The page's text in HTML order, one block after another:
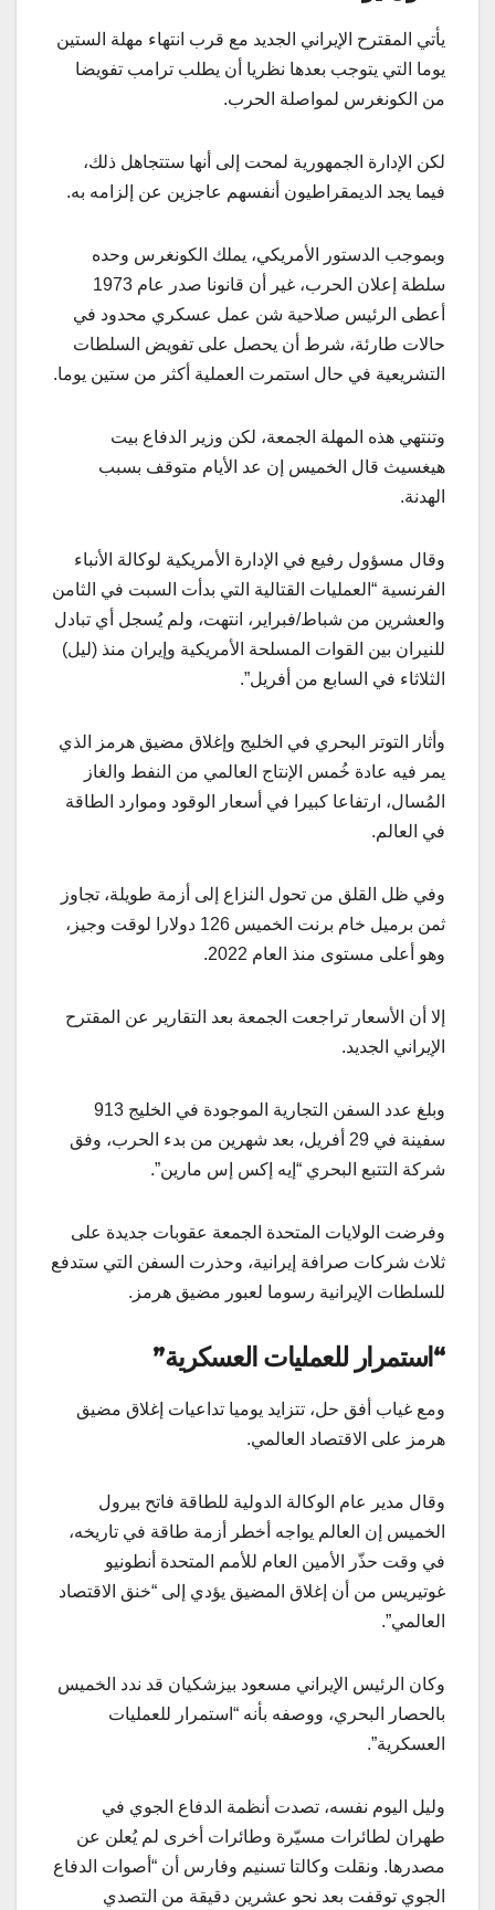
يأتي المقترح الإيراني الجديد مع قرب انتهاء مهلة الستين
يوما التي يتوجب بعدها نظريا أن يطلب ترامب تفويضا
من الكونغرس لمواصلة الحرب.
لكن الإدارة الجمهورية لمحت إلى أنها ستتجاهل ذلك،
فيما يجد الديمقراطيون أنفسهم عاجزين عن إلزامه به.
وبموجب الدستور الأمريكي، يملك الكونغرس وحده
سلطة إعلان الحرب، غير أن قانونا صدر عام 1973
أعطى الرئيس صلاحية شن عمل عسكري محدود في
حالات طارئة، شرط أن يحصل على تفويض السلطات
التشريعية في حال استمرت العملية أكثر من ستين يوما.
وتنتهي هذه المهلة الجمعة، لكن وزير الدفاع بيت
هيغسيث قال الخميس إن عد الأيام متوقف بسبب
الهدنة.
وقال مسؤول رفيع في الإدارة الأمريكية لوكالة الأنباء
الفرنسية “العمليات القتالية التي بدأت السبت في الثامن
والعشرين من شباط/فبراير، انتهت، ولم يُسجل أي تبادل
للنيران بين القوات المسلحة الأمريكية وإيران منذ (ليل)
الثلاثاء في السابع من أفريل”.
وأثار التوتر البحري في الخليج وإغلاق مضيق هرمز الذي
يمر فيه عادة خُمس الإنتاج العالمي من النفط والغاز
المُسال، ارتفاعا كبيرا في أسعار الوقود وموارد الطاقة
في العالم.
وفي ظل القلق من تحول النزاع إلى أزمة طويلة، تجاوز
ثمن برميل خام برنت الخميس 126 دولارا لوقت وجيز،
وهو أعلى مستوى منذ العام 2022.
إلا أن الأسعار تراجعت الجمعة بعد التقارير عن المقترح
الإيراني الجديد.
وبلغ عدد السفن التجارية الموجودة في الخليج 913
سفينة في 29 أفريل، بعد شهرين من بدء الحرب، وفق
شركة التتبع البحري “إيه إكس إس مارين”.
وفرضت الولايات المتحدة الجمعة عقوبات جديدة على
ثلاث شركات صرافة إيرانية، وحذرت السفن التي ستدفع
للسلطات الإيرانية رسوما لعبور مضيق هرمز.
“استمرار للعمليات العسكرية”
ومع غياب أفق حل، تتزايد يوميا تداعيات إغلاق مضيق
هرمز على الاقتصاد العالمي.
وقال مدير عام الوكالة الدولية للطاقة فاتح بيرول
الخميس إن العالم يواجه أخطر أزمة طاقة في تاريخه،
في وقت حذّر الأمين العام للأمم المتحدة أنطونيو
غوتيريس من أن إغلاق المضيق يؤدي إلى “خنق الاقتصاد
العالمي”.
وكان الرئيس الإيراني مسعود بيزشكيان قد ندد الخميس
بالحصار البحري، ووصفه بأنه “استمرار للعمليات
العسكرية”.
وليل اليوم نفسه، تصدت أنظمة الدفاع الجوي في
طهران لطائرات مسيّرة وطائرات أخرى لم يُعلن عن
مصدرها. ونقلت وكالتا تسنيم وفارس أن “أصوات الدفاع
الجوي توقفت بعد نحو عشرين دقيقة من التصدي